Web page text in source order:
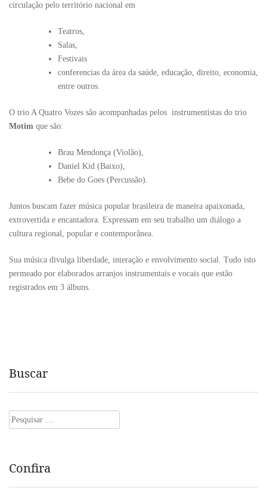
circulação pelo território nacional em
Teatros,
Salas,
Festivais
conferencias da área da saúde, educação, direito, economia,
entre outros.
O trio A Quatro Vozes são acompanhadas pelos instrumentistas do trio
Motim que são:
Brau Mendonça (Violão),
Daniel Kid (Baixo),
Bebe do Goes (Percussão).
Juntos buscam fazer música popular brasileira de maneira apaixonada,
extrovertida e encantadora. Expressam em seu trabalho um diálogo a
cultura regional, popular e contemporânea.
Sua música divulga liberdade, interação e envolvimento social. Tudo isto
permeado por elaborados arranjos instrumentais e vocais que estão
registrados em 3 álbuns.
Buscar
Pesquisar
por:
Confira